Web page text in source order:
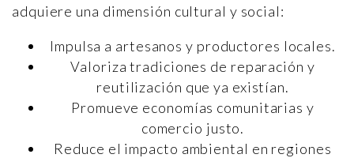
adquiere una dimensión cultural y social:
Impulsa a artesanos y productores locales.
Valoriza tradiciones de reparación y
reutilización que ya existían.
Promueve economías comunitarias y
comercio justo.
Reduce el impacto ambiental en regiones